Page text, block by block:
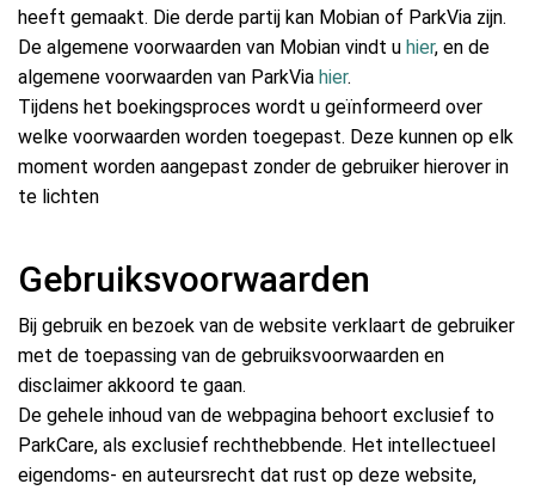
heeft gemaakt. Die derde partij kan Mobian of ParkVia zijn.
De algemene voorwaarden van Mobian vindt u hier, en de
algemene voorwaarden van ParkVia hier.
Tijdens het boekingsproces wordt u geïnformeerd over
welke voorwaarden worden toegepast. Deze kunnen op elk
moment worden aangepast zonder de gebruiker hierover in
te lichten
Gebruiksvoorwaarden
Bij gebruik en bezoek van de website verklaart de gebruiker
met de toepassing van de gebruiksvoorwaarden en
disclaimer akkoord te gaan.
De gehele inhoud van de webpagina behoort exclusief to
ParkCare, als exclusief rechthebbende. Het intellectueel
eigendoms- en auteursrecht dat rust op deze website,